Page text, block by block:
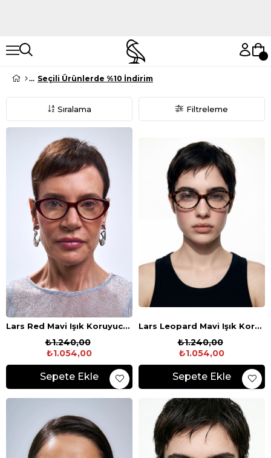
Seçili Ürünlerde %10 İndirim
Filtreleme
Sıralama
Lars Red Mavi Işık Koruyucu Gözlük
₺1.054,00
₺1.240,00
Sepete Ekle
Lars Leopard Mavi Işık Koruyucu Gözlük
₺1.054,00
₺1.240,00
Sepete Ekle